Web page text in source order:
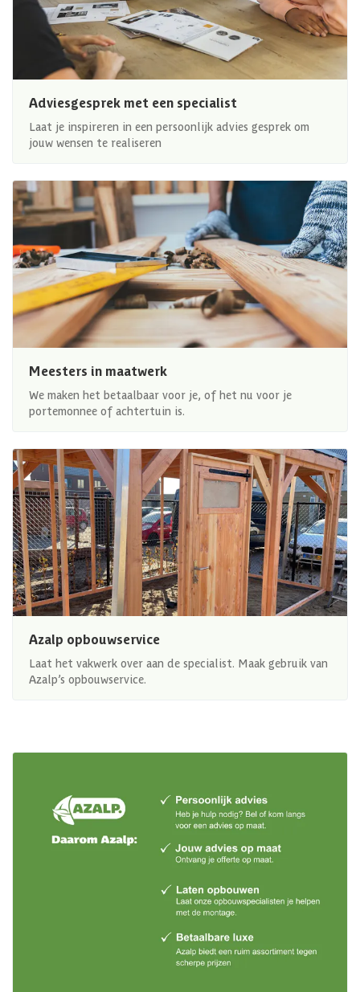
Adviesgesprek met een specialist
Laat je inspireren in een persoonlijk advies gesprek om
jouw wensen te realiseren
Meesters in maatwerk
We maken het betaalbaar voor je, of het nu voor je
portemonnee of achtertuin is.
Azalp opbouwservice
Laat het vakwerk over aan de specialist. Maak gebruik van
Azalp’s opbouwservice.